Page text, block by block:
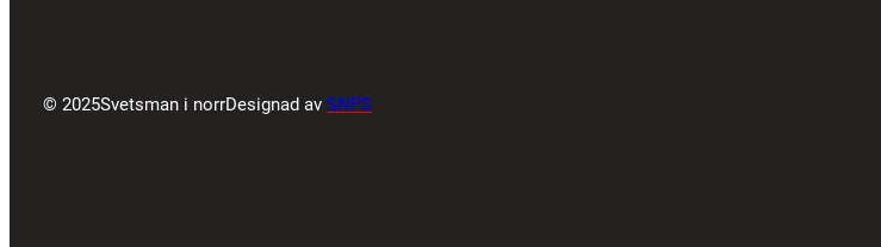
© 2025Svetsman i norrDesignad av SNPS